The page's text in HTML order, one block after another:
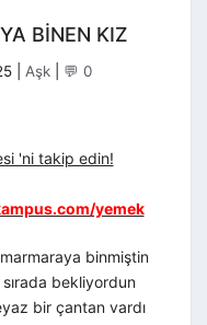
BINEN KIZ
Kategoriler
Aşk 💬 0
'ni takip edin!
yemek
binmiştin
bekliyordun
bir çantan vardı